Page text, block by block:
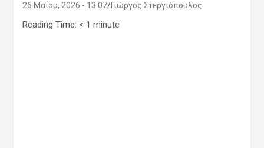
26 Μαΐου, 2026 - 13:07 Γιώργος Στεργιόπουλος
Reading Time: < 1 minute